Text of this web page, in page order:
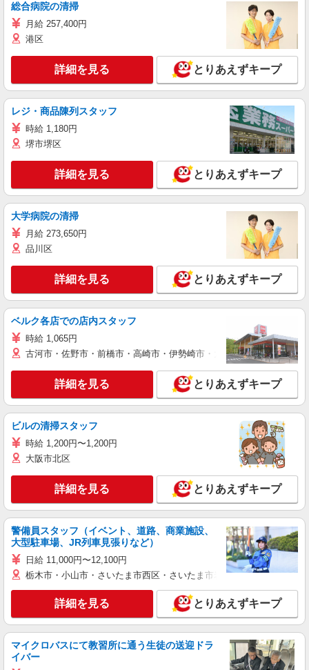
総合病院の清掃
月給 257,400円
港区
詳細を見る とりあえずキープ
レジ・商品陳列スタッフ
時給 1,180円
堺市堺区
詳細を見る とりあえずキープ
大学病院の清掃
月給 273,650円
品川区
詳細を見る とりあえずキープ
ベルク各店での店内スタッフ
時給 1,065円
古河市・佐野市・前橋市・高崎市・伊勢崎市・太田市・館林市・藤
詳細を見る とりあえずキープ
ビルの清掃スタッフ
時給 1,200円〜1,200円
大阪市北区
詳細を見る とりあえずキープ
警備員スタッフ（イベント、道路、商業施設、
大型駐車場、JR列車見張りなど）
日給 11,000円〜12,100円
栃木市・小山市・さいたま市西区・さいたま市岩槻区・久喜市・蓮田
詳細を見る とりあえずキープ
マイクロバスにて教習所に通う生徒の送迎ドラ
イバー